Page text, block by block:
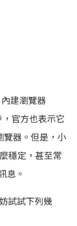
建瀏覽器
官方也表示它
覽器。但是，小
穩定，甚至常
息。
試試下列幾